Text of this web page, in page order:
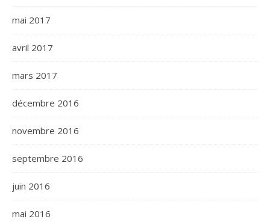
mai 2017
avril 2017
mars 2017
décembre 2016
novembre 2016
septembre 2016
juin 2016
mai 2016